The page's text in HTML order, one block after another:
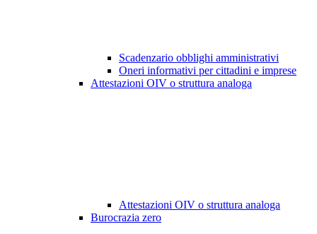
Scadenzario obblighi amministrativi
Oneri informativi per cittadini e imprese
Attestazioni OIV o struttura analoga
Attestazioni OIV o struttura analoga
Burocrazia zero